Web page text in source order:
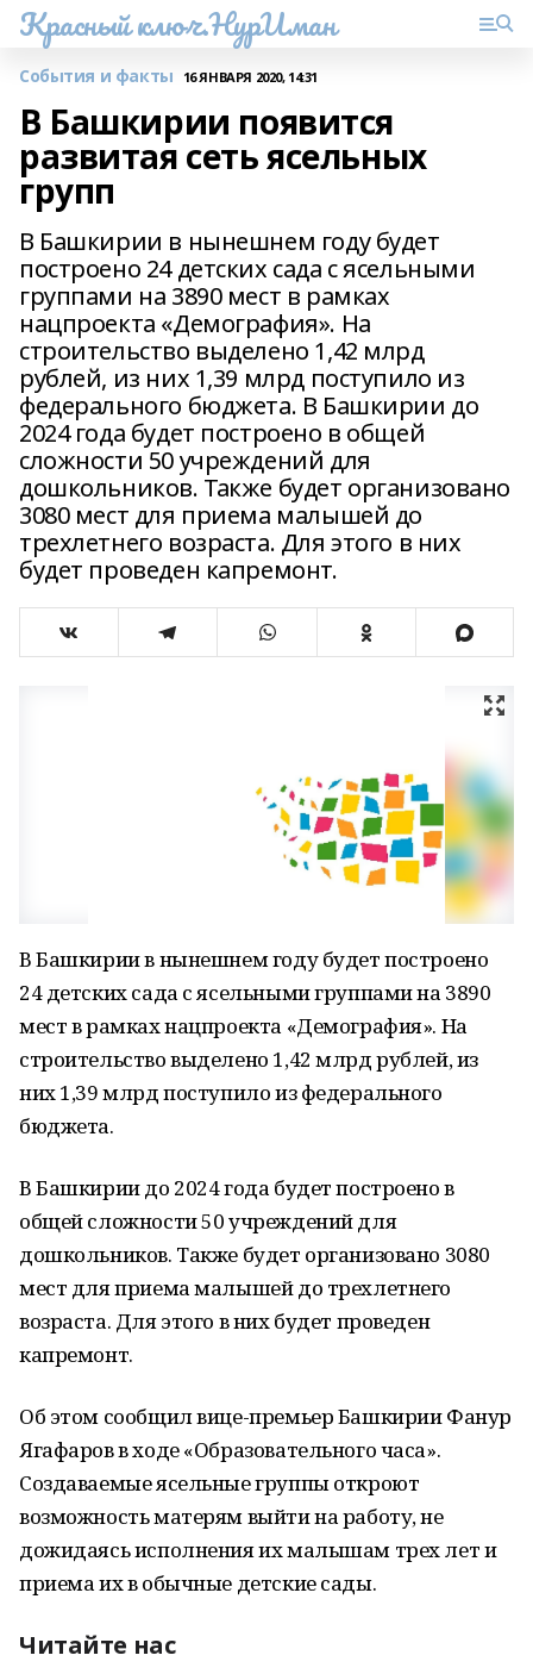
Красный ключ.НурИман
События и факты 16 ЯНВАРЯ 2020, 14:31
В Башкирии появится
развитая сеть ясельных
групп
В Башкирии в нынешнем году будет
построено 24 детских сада с ясельными
группами на 3890 мест в рамках
нацпроекта «Демография». На
строительство выделено 1,42 млрд
рублей, из них 1,39 млрд поступило из
федерального бюджета. В Башкирии до
2024 года будет построено в общей
сложности 50 учреждений для
дошкольников. Также будет организовано
3080 мест для приема малышей до
трехлетнего возраста. Для этого в них
будет проведен капремонт.
В Башкирии в нынешнем году будет построено
24 детских сада с ясельными группами на 3890
мест в рамках нацпроекта «Демография». На
строительство выделено 1,42 млрд рублей, из
них 1,39 млрд поступило из федерального
бюджета.
В Башкирии до 2024 года будет построено в
общей сложности 50 учреждений для
дошкольников. Также будет организовано 3080
мест для приема малышей до трехлетнего
возраста. Для этого в них будет проведен
капремонт.
Об этом сообщил вице-премьер Башкирии Фанур
Ягафаров в ходе «Образовательного часа».
Создаваемые ясельные группы откроют
возможность матерям выйти на работу, не
дожидаясь исполнения их малышам трех лет и
приема их в обычные детские сады.
Читайте нас